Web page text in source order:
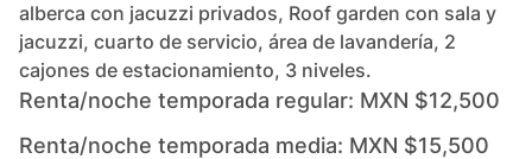
alberca con jacuzzi privados, Roof garden con sala y
jacuzzi, cuarto de servicio, área de lavandería, 2
cajones de estacionamiento, 3 niveles.
Renta/noche temporada regular: MXN $12,500
Renta/noche temporada media: MXN $15,500